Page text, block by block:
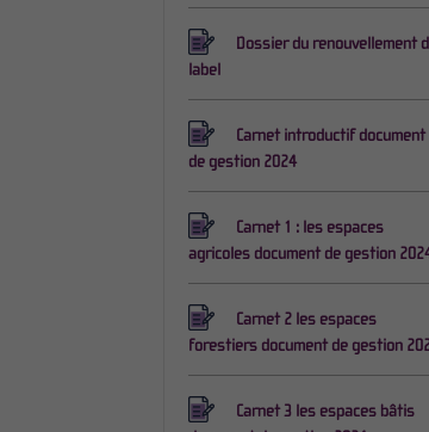
Dossier du renouvellement
label
Carnet introductif document
de gestion 2024
Carnet 1 : les espaces
agricoles document de gestion
Carnet 2 les espaces
forestiers document de gestion
Carnet 3 les espaces bâtis